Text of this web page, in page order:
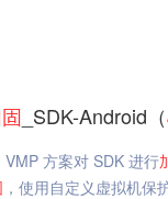
_SDK-Android（
VMP 方案对 SDK 进行
，使用自定义虚拟机保